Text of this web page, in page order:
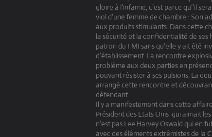
gloire à l’infamie, c’est parce qu’’il
viol d’une femme de chambre : Son
aux produits stimulants. Dans cette
la sécurité et la confidentialité de ses
patron du FMI sans qu’elle y ait été
d’établissement. La rencontre
problème aux deux parties en
pouvant résister à ses pulsions. La
arrangé cette rencontre et
défendant.
Il y a manifestement dans cette
Président des Etats Unis qui aimait
n’est pas Lee Harvey Oswald qui en
avec des éléments extrémistes de la